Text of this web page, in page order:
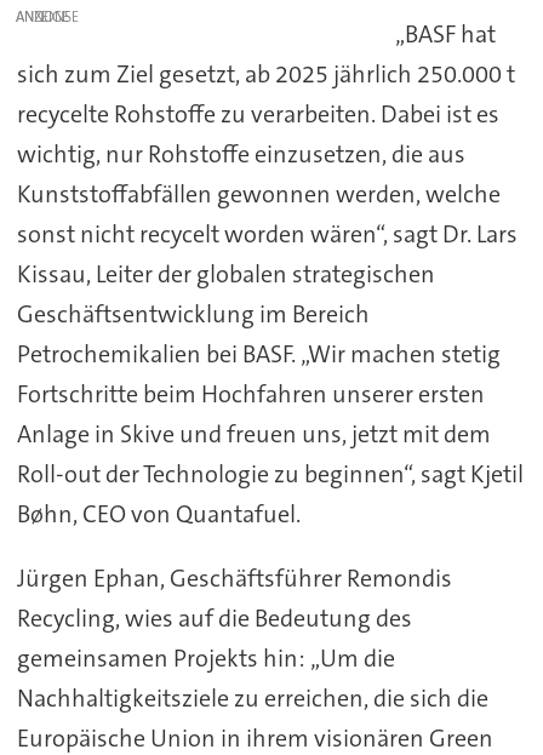
ANZEIGE
„BASF hat
sich zum Ziel gesetzt, ab 2025 jährlich 250.000 t
recycelte Rohstoffe zu verarbeiten. Dabei ist es
wichtig, nur Rohstoffe einzusetzen, die aus
Kunststoffabfällen gewonnen werden, welche
sonst nicht recycelt worden wären“, sagt Dr. Lars
Kissau, Leiter der globalen strategischen
Geschäftsentwicklung im Bereich
Petrochemikalien bei BASF. „Wir machen stetig
Fortschritte beim Hochfahren unserer ersten
Anlage in Skive und freuen uns, jetzt mit dem
Roll-out der Technologie zu beginnen“, sagt Kjetil
Bøhn, CEO von Quantafuel.
Jürgen Ephan, Geschäftsführer Remondis
Recycling, wies auf die Bedeutung des
gemeinsamen Projekts hin: „Um die
Nachhaltigkeitsziele zu erreichen, die sich die
Europäische Union in ihrem visionären Green